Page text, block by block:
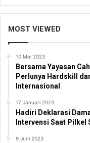
MOST VIEWED
10 Mei 2023
Bersama Yayasan
Perlunya Hardskill
Internasional
17 Januari 2023
Hadiri Deklarasi
Intervensi Saat Pilkel
9 Juni 2023